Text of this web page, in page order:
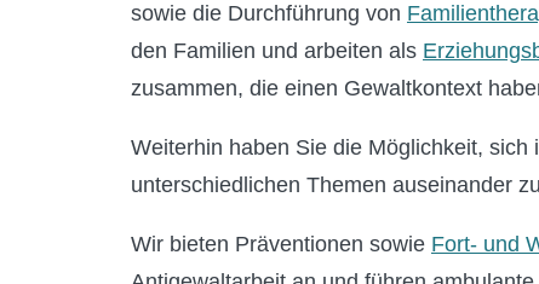
sowie die Durchführung von
den Familien und arbeiten als
zusammen, die einen Gewaltkontext
Weiterhin haben Sie die Möglichkeit, sich
unterschiedlichen Themen auseinander
Wir bieten Präventionen sowie Fort- und